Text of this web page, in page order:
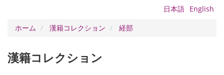
日本語 English
ホーム
漢籍コレクション 経部
漢籍コレクション